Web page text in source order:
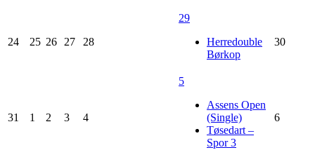
24 25 26 27 28
29
Herredouble
Børkop
30
31 1 2 3 4
5
Assens Open
(Single)
Tøsedart –
Spor 3
6